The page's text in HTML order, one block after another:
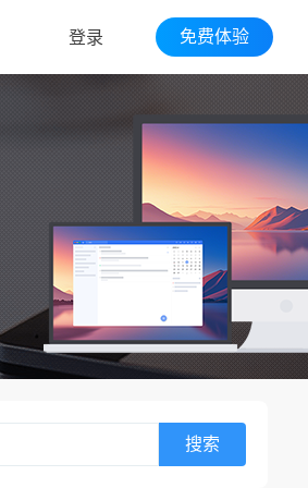
免费体验
登录
搜索